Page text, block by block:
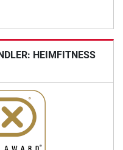
HEIMFITNESS